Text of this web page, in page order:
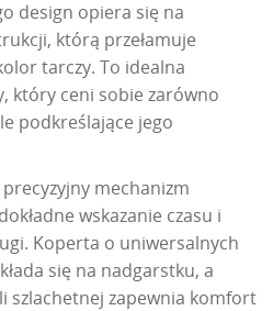
design opiera się na
którą przełamuje
tarczy. To idealna
który ceni sobie zarówno
podkreślające jego
mechanizm
wskazanie czasu i
Koperta o uniwersalnych
się na nadgarstku, a
szlachetnej zapewnia komfort